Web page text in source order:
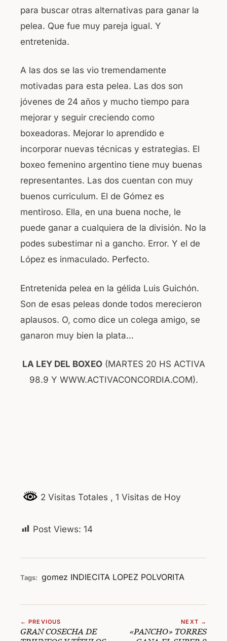
para buscar otras alternativas para ganar la
pelea. Que fue muy pareja igual. Y
entretenida.
A las dos se las vio tremendamente
motivadas para esta pelea. Las dos son
jóvenes de 24 años y mucho tiempo para
mejorar y seguir creciendo como
boxeadoras. Mejorar lo aprendido e
incorporar nuevas técnicas y estrategias. El
boxeo femenino argentino tiene muy buenas
representantes. Las dos cuentan con muy
buenos curriculum. El de Gómez es
mentiroso. Ella, en una buena noche, le
puede ganar a cualquiera de la división. No la
podes subestimar ni a gancho. Error. Y el de
López es inmaculado. Perfecto.
Entretenida pelea en la gélida Luis Guichón.
Son de esas peleas donde todos merecieron
aplausos. O, como dice un colega amigo, se
ganaron muy bien la plata…
LA LEY DEL BOXEO(MARTES 20 HS ACTIVA
98.9 Y WWW.ACTIVACONCORDIA.COM).
2 Visitas Totales , 1 Visitas de Hoy
Post Views: 14
Tags: gomez INDIECITA LOPEZ POLVORITA
← PREVIOUS
GRAN COSECHA DE
NEXT →
«PANCHO» TORRES